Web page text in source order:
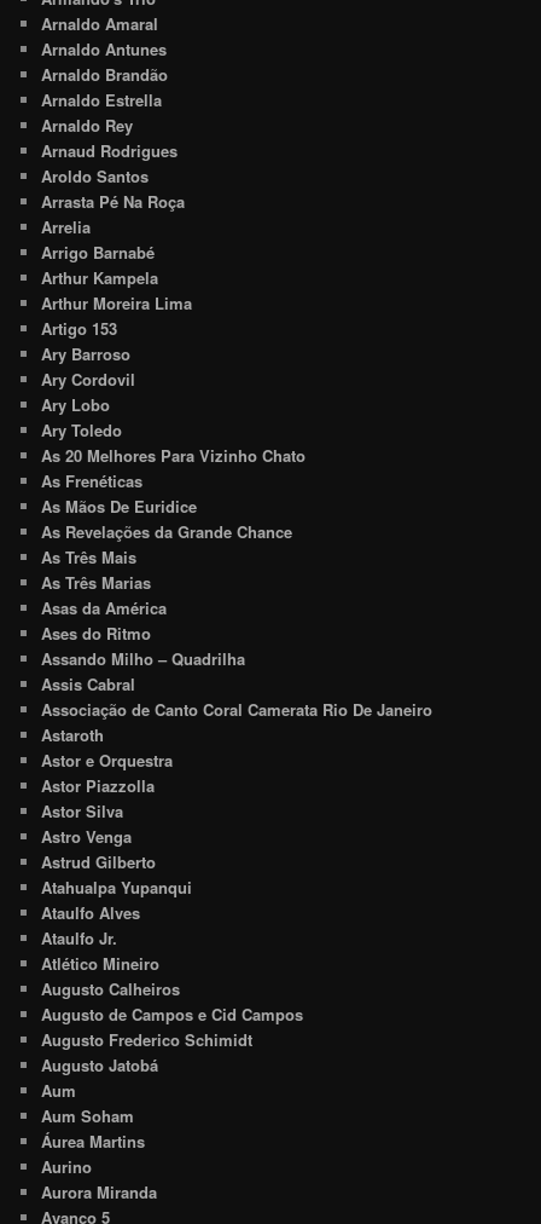
Arnaldo Amaral
Arnaldo Antunes
Arnaldo Brandão
Arnaldo Estrella
Arnaldo Rey
Arnaud Rodrigues
Aroldo Santos
Arrasta Pé Na Roça
Arrelia
Arrigo Barnabé
Arthur Kampela
Arthur Moreira Lima
Artigo 153
Ary Barroso
Ary Cordovil
Ary Lobo
Ary Toledo
As 20 Melhores Para Vizinho Chato
As Frenéticas
As Mãos De Euridice
As Revelações da Grande Chance
As Três Mais
As Três Marias
Asas da América
Ases do Ritmo
Assando Milho – Quadrilha
Assis Cabral
Associação de Canto Coral Camerata Rio De Janeiro
Astaroth
Astor e Orquestra
Astor Piazzolla
Astor Silva
Astro Venga
Astrud Gilberto
Atahualpa Yupanqui
Ataulfo Alves
Ataulfo Jr.
Atlético Mineiro
Augusto Calheiros
Augusto de Campos e Cid Campos
Augusto Frederico Schimidt
Augusto Jatobá
Aum
Aum Soham
Áurea Martins
Aurino
Aurora Miranda
Avanço 5